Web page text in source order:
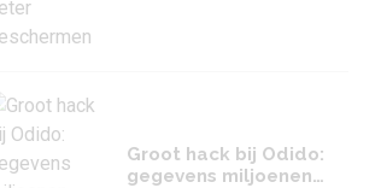
Groot hack bij Odido:
gegevens miljoenen